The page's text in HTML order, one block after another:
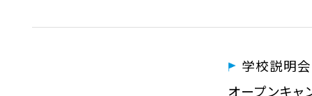
学校説明会
オープンキャ